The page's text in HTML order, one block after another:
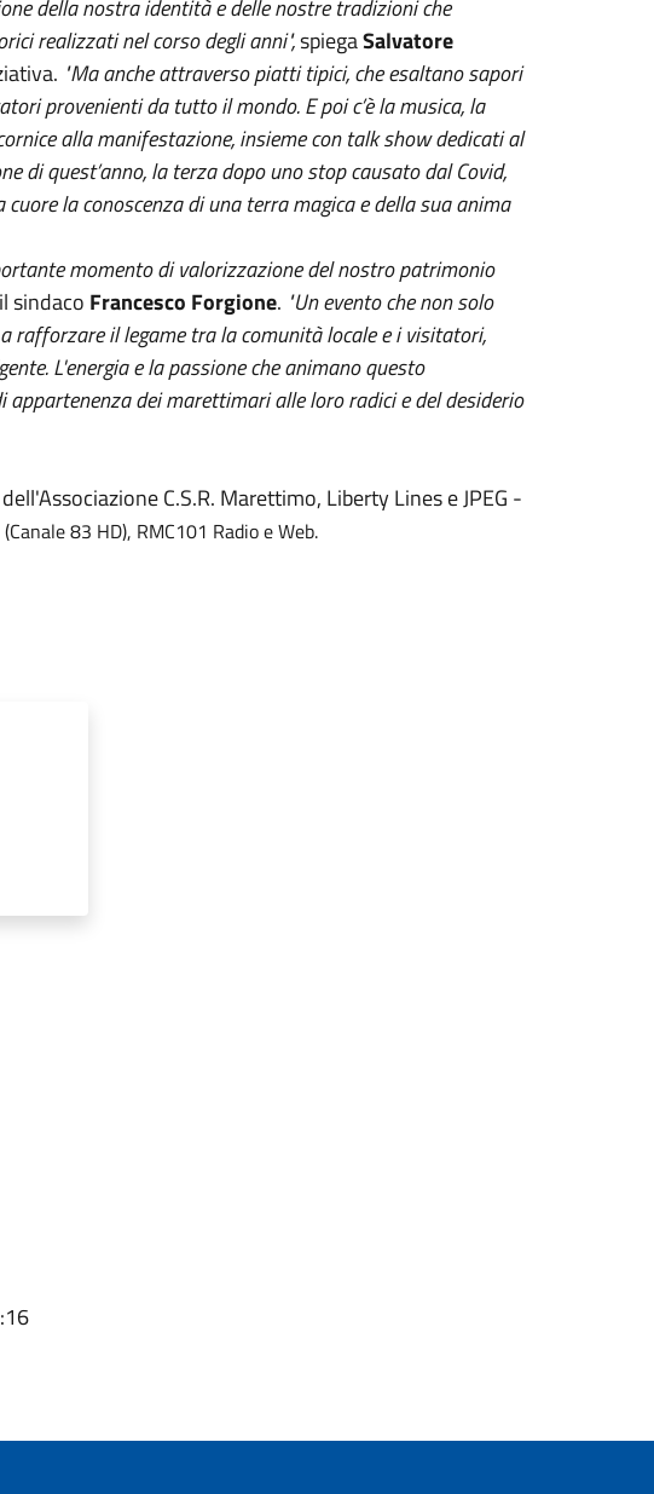
della nostra identità e delle nostre tradizioni che
realizzati nel corso degli anni",spiegaSalvatore
"Ma anche attraverso piatti tipici, che esaltano sapori
provenienti da tutto il mondo. E poi c’è la musica, la
alla manifestazione, insieme con talk show dedicati al
di quest’anno, la terza dopo uno stop causato dal Covid,
la conoscenza di una terra magica e della sua anima
momento di valorizzazione del nostro patrimonio
sindaco Francesco Forgione. "Un evento che non solo
rafforzare il legame tra la comunità locale e i visitatori,
L'energia e la passione che animano questo
dei marettimari alle loro radici e del desiderio
C.S.R. Marettimo, Liberty Lines e JPEG -
(Canale 83 HD), RMC101 Radio e Web.